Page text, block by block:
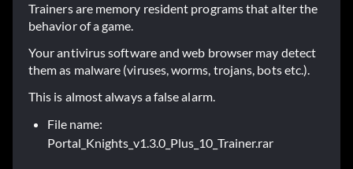
Trainers are memory resident programs that alter the
behavior of a game.
Your antivirus software and web browser may detect
them as malware (viruses, worms, trojans, bots etc.).
This is almost always a false alarm.
File name:
Portal_Knights_v1.3.0_Plus_10_Trainer.rar